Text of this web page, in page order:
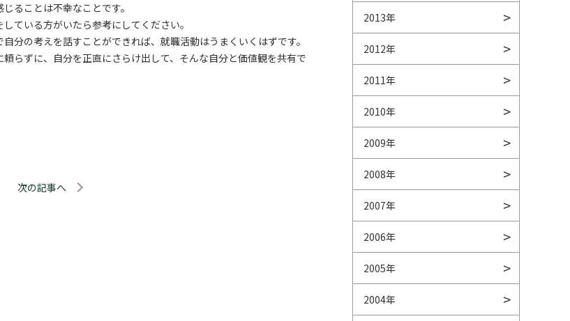
ることは不幸なことです。
ている方がいたら参考にしてください。
分の考えを話すことができれば、就職活動はうまくいくはずです。
らずに、自分を正直にさらけ出して、そんな自分と価値観を共有で
次の記事へ
2013年
2012年
2011年
2010年
2009年
2008年
2007年
2006年
2005年
2004年